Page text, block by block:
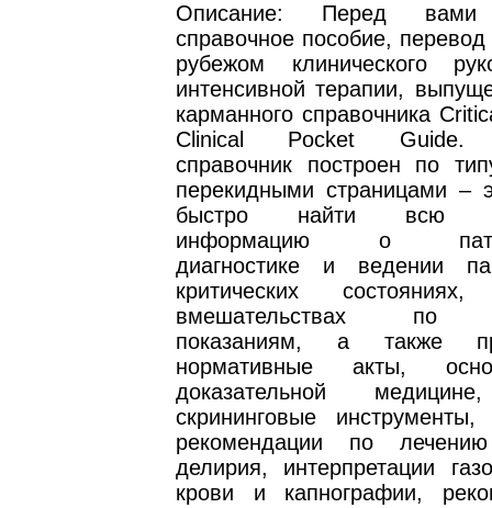
Описание: Перед вами
справочное пособие, перевод
рубежом клинического
интенсивной терапии,
карманного справочника
Clinical Pocket Guide.
справочник построен по
перекидными страницами –
быстро найти всю
информацию о
диагностике и ведении
критических состояниях,
вмешательствах по
показаниям, а также
нормативные акты,
доказательной
скрининговые
рекомендации по
делирия, интерпретации
крови и капнографии,